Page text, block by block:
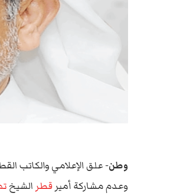
وطن-علق الإعلامي والكاتب
وعدم مشاركة أمير قطر الشيخ